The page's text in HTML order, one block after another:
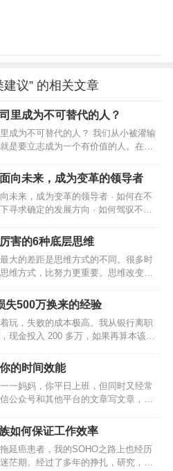
议” 的相关文章
里成为不可替代的人？
成为不可替代的人？ 我们从小被灌输
是要立志成为一个有价值的人。在职
个人的价值有很多标准，能力强只是
非关键。有时候，良好的态度、强烈
谦虚的心态往往比个人的工作能力重
这篇文章提到的9个职场化的概念，值
习。 01 学会尊敬和服…
向未来，成为变革的领导者
未来，成为变革的领导者 · 如何在不
寻求确定的发展方向 · 如何驾驭不确
化生存环境中，领导者所要面对的一
导者要聚焦于确定组织的正确方向，
来，引导和影响组织成员…
害的6种底层思维
大的差距是思维方式的不同。很多时
维方式，比努力更重要。思维改变一
：在伦敦的一条街上有三家裁衣店，
的生意，三家裁衣店的老板先后在自
出一块广告牌。最先挂出的广告牌，
“本店拥有伦敦最好的裁缝。”第二家老
示弱，立即挂出一块同样大小的广告
本店拥有英国最好的裁缝。”看到这里，
界上最好的裁缝。”不料，那老板却来
失500万换来的经验
玩，失败的成本极高。我从银行离职
现金投入 200 多万，如果再算本该在
业的“事故”。2012 年，36 氪、虎嗅们
团队的成功故事，创业大街上每天都
……如果我还不去创业，对得起这帮
人吗?于是，我辞掉了在招商银行总行
了互联网创业之旅。2013 年初，我回
了许多互联网公司的年轻人，跟他们
庆节前后陆续…
的时间效能
一妈妈，你平日上班，但同时又经常
公众号和其他平台的文章写文章，每
书写读书笔记，两天一本书的节奏。
里来的那么多时间呢？今天在2016年下
，和你分享，我的时间管理心得同时
读书笔记《番茄工作法》，总结六
如何保证工作效率
延癌患者，我的SOHO之路上也经历
茫期。经过了多年的挣扎，研究，学